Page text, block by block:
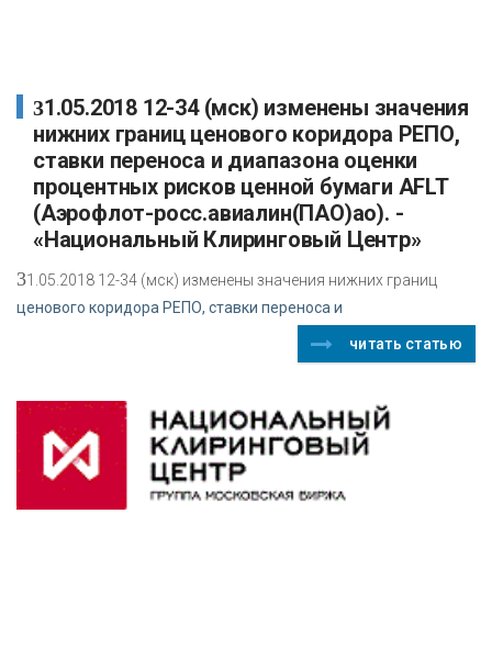
31.05.2018 12-34 (мск) изменены значения
нижних границ ценового коридора РЕПО,
ставки переноса и диапазона оценки
процентных рисков ценной бумаги AFLT
(Аэрофлот-росс.авиалин(ПАО)ао). -
«Национальный Клиринговый Центр»
31.05.2018 12-34 (мск) изменены значения нижних границ
ценового коридора РЕПО, ставки переноса и
читать статью